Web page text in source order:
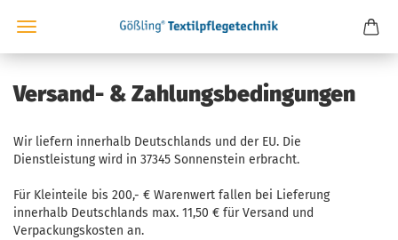
Versand- & Zahlungsbedingungen
Wir liefern innerhalb Deutschlands und der EU. Die
Dienstleistung wird in 37345 Sonnenstein erbracht.
Für Kleinteile bis 200,- € Warenwert fallen bei Lieferung
innerhalb Deutschlands max. 11,50 € für Versand und
Verpackungskosten an.